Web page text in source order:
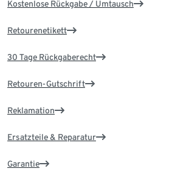
Kostenlose Rückgabe / Umtausch
Retourenetikett
30 Tage Rückgaberecht
Retouren-Gutschrift
Reklamation
Ersatzteile & Reparatur
Garantie